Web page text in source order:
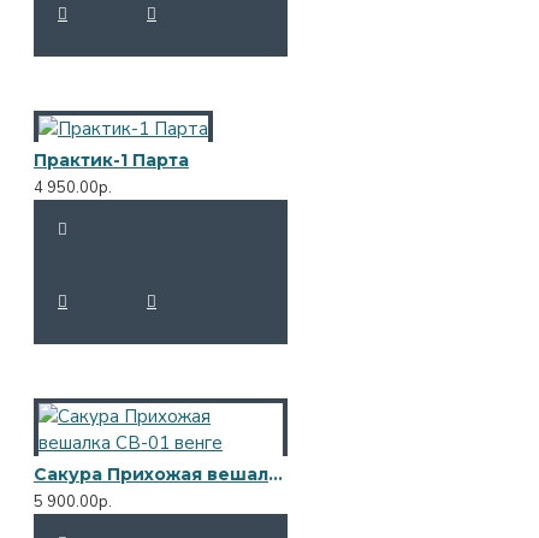
Практик-1 Парта
4 950.00р.
Сакура Прихожая вешалка СВ-01 венге
5 900.00р.